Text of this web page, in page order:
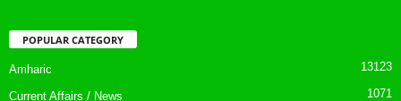
POPULAR CATEGORY
Amharic 13123
Current Affairs / News 1071